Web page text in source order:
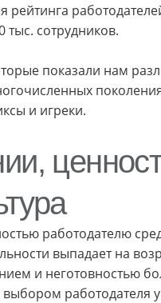
сотрудников.
показали нам
и игреки.
работодателю
выпадает на
и неготовностью
работодателя